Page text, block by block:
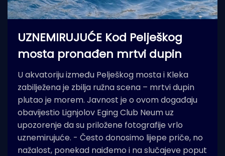
UZNEMIRUJUĆE Kod Pelješkog
mosta pronađen mrtvi dupin
U akvatoriju između Pelješkog mosta i Kleka
zabilježena je zbilja ružna scena – mrtvi dupin
plutao je morem. Javnost je o ovom događaju
obavijestio Lignjolov Eging Club Neum uz
upozorenje da su priložene fotografije vrlo
uznemirujuće. - Često donosimo lijepe priče, no
nažalost, ponekad naiđemo i na slučajeve poput